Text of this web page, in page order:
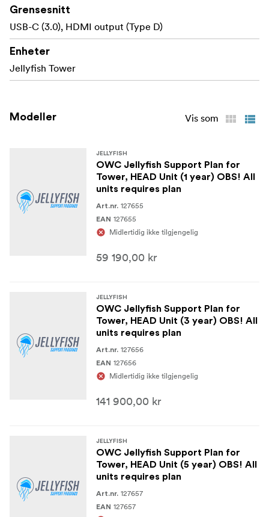
Grensesnitt
USB-C (3.0), HDMI output (Type D)
Enheter
Jellyfish Tower
Modeller Vis som
JELLYFISH
OWC Jellyfish Support Plan for
Tower, HEAD Unit (1 year) OBS! All
units requires plan
Art.nr. 127655
EAN 127655
Midlertidig ikke tilgjengelig
59 190,00 kr
JELLYFISH
OWC Jellyfish Support Plan for
Tower, HEAD Unit (3 year) OBS! All
units requires plan
Art.nr. 127656
EAN 127656
Midlertidig ikke tilgjengelig
141 900,00 kr
JELLYFISH
OWC Jellyfish Support Plan for
Tower, HEAD Unit (5 year) OBS! All
units requires plan
Art.nr. 127657
EAN 127657